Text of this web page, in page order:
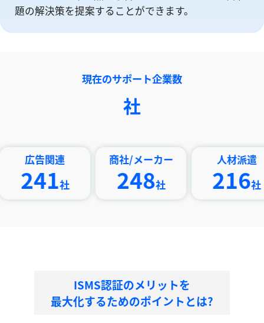
題の解決策を提案することができます。
現在のサポート企業数
社
関連
社
商社/メーカー
248社
人材派遣
216社
ISMS認証のメリットを
最大化するためのポイントとは?